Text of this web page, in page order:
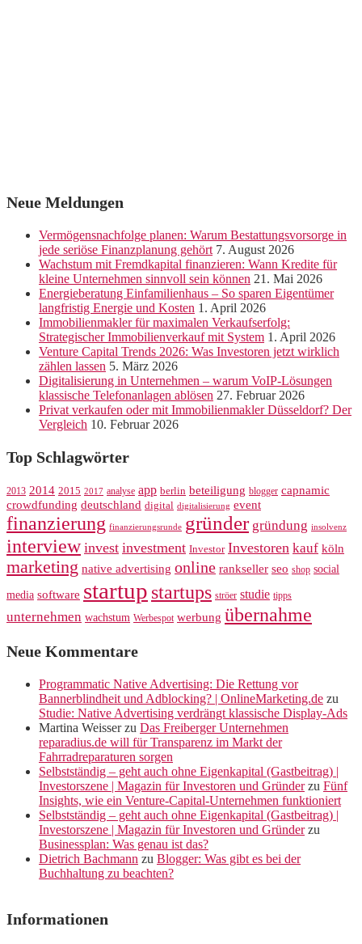
Neue Meldungen
Vermögensnachfolge planen: Warum Bestattungsvorsorge in
jede seriöse Finanzplanung gehört 7. August 2026
Wachstum mit Fremdkapital finanzieren: Wann Kredite für
kleine Unternehmen sinnvoll sein können 21. Mai 2026
Energieberatung Einfamilienhaus – So sparen Eigentümer
langfristig Energie und Kosten 1. April 2026
Immobilienmakler für maximalen Verkaufserfolg:
Strategischer Immobilienverkauf mit System 1. April 2026
Venture Capital Trends 2026: Was Investoren jetzt wirklich
zählen lassen 5. März 2026
Digitalisierung in Unternehmen – warum VoIP-Lösungen
klassische Telefonanlagen ablösen 27. Februar 2026
Privat verkaufen oder mit Immobilienmakler Düsseldorf? Der
Vergleich 10. Februar 2026
Top Schlagwörter
2013 2014 2015 2017 analyse app berlin beteiligung blogger capnamic
crowdfunding deutschland digital digitalisierung event
finanzierung finanzierungsrunde gründer gründung insolvenz
interview invest investment Investor Investoren kauf köln
marketing native advertising online rankseller seo shop social
media software startup startups ströer studie tipps
unternehmen wachstum Werbespot werbung übernahme
Neue Kommentare
Programmatic Native Advertising: Die Rettung vor
Bannerblindheit und Adblocking? | OnlineMarketing.de zu
Studie: Native Advertising verdrängt klassische Display-Ads
Martina Weisserzu Das Freiberger Unternehmen
reparadius.de will für Transparenz im Markt der
Fahrradreparaturen sorgen
Selbstständig – geht auch ohne Eigenkapital (Gastbeitrag) |
Investorszene | Magazin für Investoren und Gründerzu Fünf
Insights, wie ein Venture-Capital-Unternehmen funktioniert
Selbstständig – geht auch ohne Eigenkapital (Gastbeitrag) |
Investorszene | Magazin für Investoren und Gründerzu
Businessplan: Was genau ist das?
Dietrich Bachmann zu Blogger: Was gibt es bei der
Buchhaltung zu beachten?
Informationen